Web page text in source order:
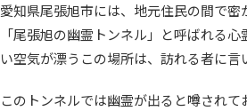
愛知県尾張旭市には、地元住民の間で
「尾張旭の幽霊トンネル」と呼ばれる
い空気が漂うこの場所は、訪れる者に言
このトンネルでは幽霊が出ると噂され